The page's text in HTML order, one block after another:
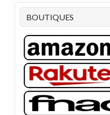
BOUTIQUES